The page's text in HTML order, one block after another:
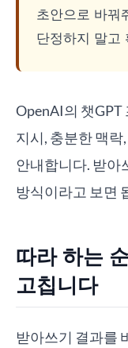
초안으로 바꿔
단정하지 말고
OpenAI의 챗GPT
지시, 충분한 맥
안내합니다. 받아
방식이라고 보면
따라 하는
고칩니다
받아쓰기 결과를